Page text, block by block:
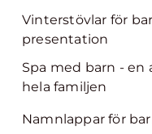
Vinterstövlar för
presentation
Spa med barn -
hela familjen
Namnlappar för